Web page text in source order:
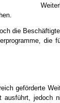
die
die
geförderte
jedoch